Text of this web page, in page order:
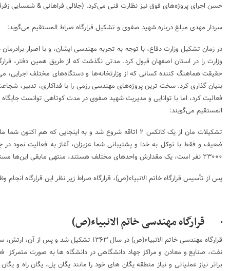
حسن اجرای پروژه‌های فوق نیز نظارت فنی می‌کرد. (جلالی فراهانی & شمسایی
سردار مهدی مبلغ درباره شهید صفوی و تشکیل قرارگاه صراط المستقیم می‌گوید:
در زمان تشکیل وزارت دفاع، با توجه به تجربه مهندسی ایشان، و با اصرار
وزارت را در استان اصفهانقبول کرد. مدتی نگذشت که از طریق همین دفتر،
حقیقت هماهنگ کننده کسانی که از وزارتخانه‌ها و دستگاه‌های مختلف
بنیان گذاری کرد. سخت ترین پروژه‌های مهندسی رزمی را با فداکاری، تدبیر،
فعالیت کرد، اما با توانایی و مدیریت شهید صفوی در مدت کوتاهی توانست
المستقیم می‌گویند:
تشکیلات مان از یک کانکس ۲ اتاقه شروع شد و به اینجایی
۲۳۰۰۰ نفر است، یک مقدارش واحدهای مختلف هستند، منتهی مابقی این‌ها مستقیم و غیر مستقیم زیر پوشش صراط هستند
پس از تأسیس قرارگاه خاتم الانبیاء(ص)، قرارگاه صراط زیر نظر این قرارگاه انجام
· قرارگاه مهندسی خاتم الانبیاء(ص)
قرارگاه مهندسی خاتم الانبیاء(ص) در سال
نفت، صنایع و معادن و مراکز جهاد دانشگاهی در دانشگاه ها به صورت متمرکز
براثر نیاز عملیاتی و نیاز منطقه یگان های خود را مانند یگان پل، یگان راه